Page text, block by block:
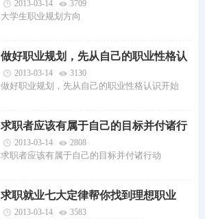
2013-03-14 3709
大学生职业规划方向
做好职业规划，先从自己的职业性格认
识开始
2013-03-14 3130
做好职业规划，先从自己的职业性格认识开始
求职者应该有属于自己的目标并付诸行
动 2013-03-14 2808
求职者应该有属于自己的目标并付诸行动
求职就业七大定律帮你找到理想职业
2013-03-14 3583